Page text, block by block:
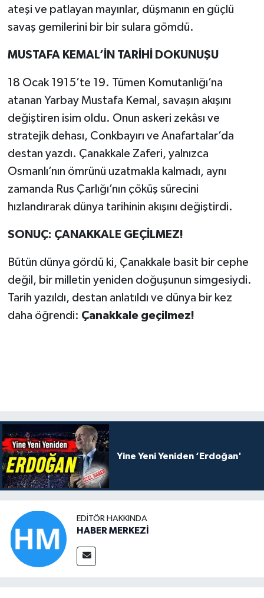
ateşi ve patlayan mayınlar, düşmanın en güçlü
savaş gemilerini bir bir sulara gömdü.
MUSTAFA KEMAL’İN TARİHİ DOKUNUŞU
18 Ocak 1915’te 19. Tümen Komutanlığı’na
atanan Yarbay Mustafa Kemal, savaşın akışını
değiştiren isim oldu. Onun askeri zekâsı ve
stratejik dehası, Conkbayırı ve Anafartalar’da
destan yazdı. Çanakkale Zaferi, yalnızca
Osmanlı’nın ömrünü uzatmakla kalmadı, aynı
zamanda Rus Çarlığı’nın çöküş sürecini
hızlandırarak dünya tarihinin akışını değiştirdi.
SONUÇ: ÇANAKKALE GEÇİLMEZ!
Bütün dünya gördü ki, Çanakkale basit bir cephe
değil, bir milletin yeniden doğuşunun simgesiydi.
Tarih yazıldı, destan anlatıldı ve dünya bir kez
daha öğrendi: Çanakkale geçilmez!
Yine Yeni Yeniden ‘Erdoğan'
EDITÖR HAKKINDA
HABER MERKEZİ